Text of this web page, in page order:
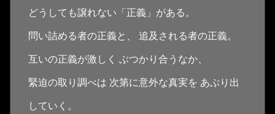
どうしても譲れない「正義」がある。
問い詰める者の正義と、 追及される者の正義。
互いの正義が激しく ぶつかり合うなか、
緊迫の取り調べは 次第に意外な真実を あぶり出
していく。